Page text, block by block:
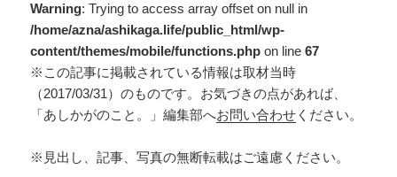
Warning: Trying to access array offset on null in
/home/azna/ashikaga.life/public_html/wp-
content/themes/mobile/functions.php on line67
※この記事に掲載されている情報は取材当時
（2017/03/31）のものです。お気づきの点があれば、
「あしかがのこと。」編集部へお問い合わせ ください。
※見出し、記事、写真の無断転載はご遠慮ください。